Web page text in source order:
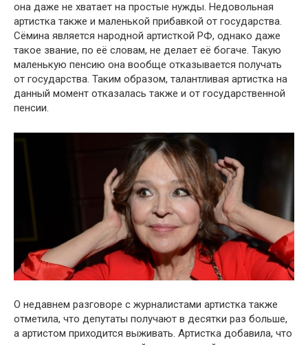
она даже не хватает на простые нужды. Недовольная
артистка также и маленькой прибавкой от государства.
Сёмина является народной артисткой РФ, однако даже
такое звание, по её словам, не делает её богаче. Такую
маленькую пенсию она вообще отказывается получать
от государства. Таким образом, талантливая артистка на
данный момент отказалась также и от государственной
пенсии.
О недавнем разговоре с журналистами артистка также
отметила, что депутаты получают в десятки раз больше,
а артистом приходится выживать. Артистка добавила, что